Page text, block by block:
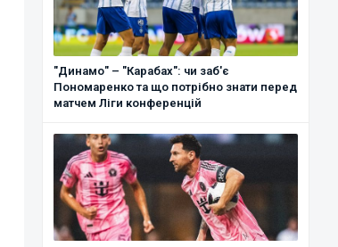
"Динамо" – "Карабах": чи заб'є
Пономаренко та що потрібно знати перед
матчем Ліги конференцій